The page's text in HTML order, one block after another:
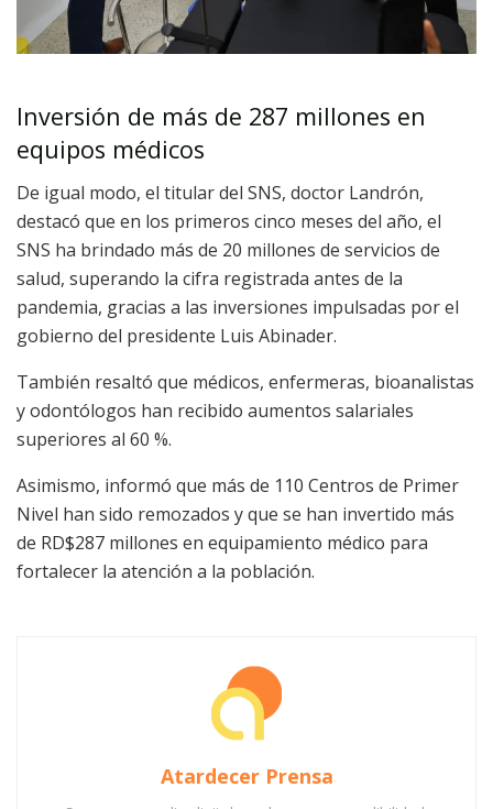
Inversión de más de 287 millones en
equipos médicos
De igual modo, el titular del SNS, doctor Landrón,
destacó que en los primeros cinco meses del año, el
SNS ha brindado más de 20 millones de servicios de
salud, superando la cifra registrada antes de la
pandemia, gracias a las inversiones impulsadas por el
gobierno del presidente Luis Abinader.
También resaltó que médicos, enfermeras, bioanalistas
y odontólogos han recibido aumentos salariales
superiores al 60 %.
Asimismo, informó que más de 110 Centros de Primer
Nivel han sido remozados y que se han invertido más
de RD$287 millones en equipamiento médico para
fortalecer la atención a la población.
Atardecer Prensa